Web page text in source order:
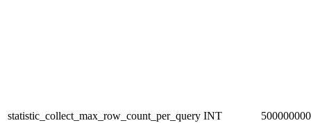
statistic_collect_max_row_count_per_query INT